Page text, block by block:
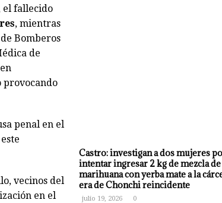
el fallecido
, mientras
Bomberos
de
provocando
penal en el
vecinos del
en el
Castro: investigan a dos mujeres
intentar ingresar 2 kg de mezcla de
marihuana con yerba mate a la
era de Chonchi reincidente
julio 19, 2026 0